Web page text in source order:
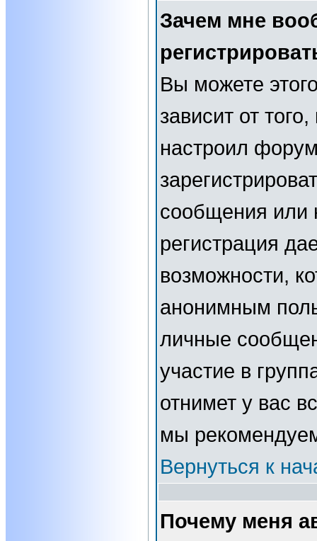
Зачем мне
Вы можете
зависит от
настроил
сообщения или
регистрация
возможности,
анонимным
личные
участие в
отнимет у вас
мы
Вернуться к
Почему меня